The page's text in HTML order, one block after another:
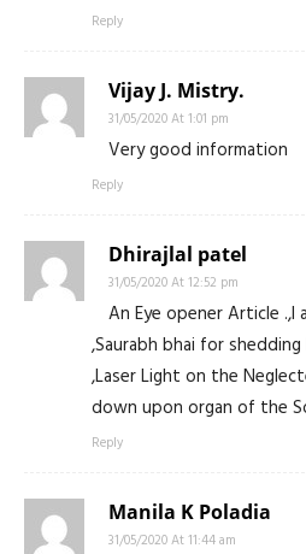
Reply
Vijay J. Mistry.
31/05/2020 At 1:01 pm
Very good information
Reply
Dhirajlal patel
31/05/2020 At 12:52 pm
An Eye opener Article
,Saurabh bhai for
,Laser Light on the
down upon organ of the
Reply
Manila K Poladia
31/05/2020 At 11:44 am